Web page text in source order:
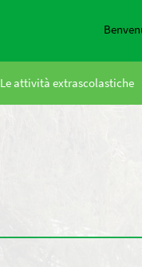
Le attività extrascolastiche